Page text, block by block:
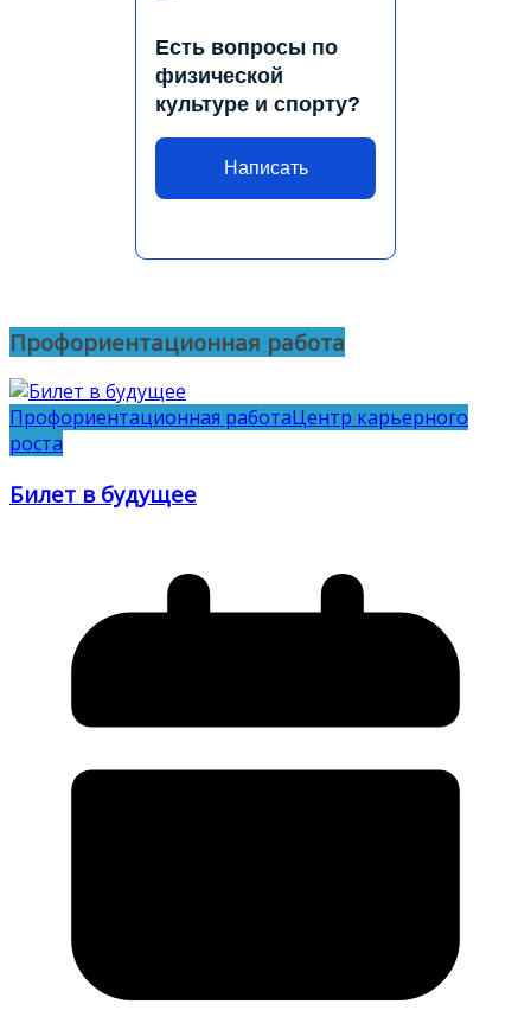
Есть вопросы по
физической
культуре и спорту?
Написать
Профориентационная работа
Профориентационная работаЦентр карьерного
роста
Билет в будущее